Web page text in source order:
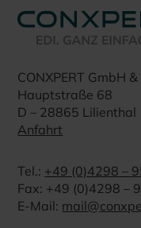
CONXPERT GmbH &
Hauptstraße 68
D – 28865 Lilienthal
Anfahrt
Tel.: +49 (0)4298 –
Fax: +49 (0)4298 –
E-Mail: